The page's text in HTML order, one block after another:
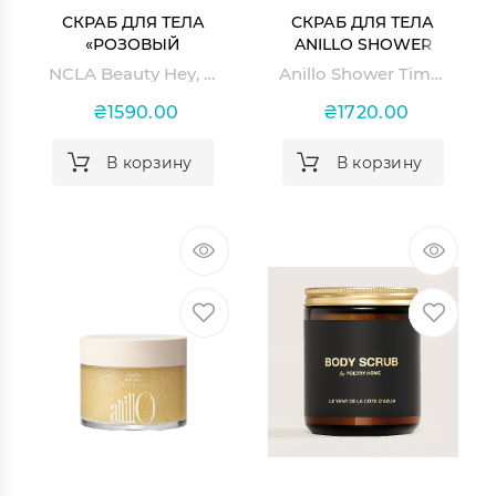
СКРАБ ДЛЯ ТЕЛА
«РОЗОВЫЙ
ГРЕЙПФРУТ» NCLA
BODY SCRUB - PINK
NCLA Beauty Hey, Sugar Body Scrub - Pink Grapefruit
₴1590.00
В корзину
СКРАБ ДЛЯ ТЕЛА
ANILLO SHOWER
TIME BODY SCRUBAnillo Shower Time Body Scrub
₴1720.00
В корзину